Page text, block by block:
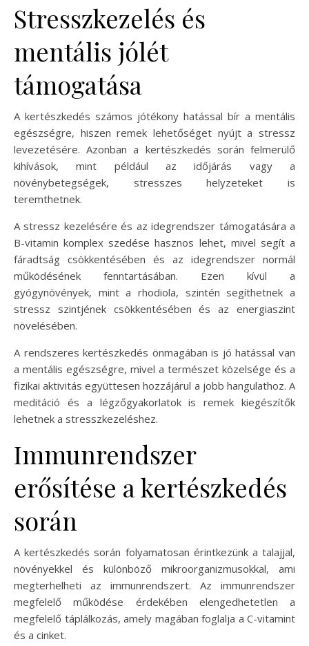
Stresszkezelés és
mentális jólét
támogatása
A kertészkedés számos jótékony hatással bír a mentális
egészségre, hiszen remek lehetőséget nyújt a stressz
levezetésére. Azonban a kertészkedés során felmerülő
kihívások, mint például az időjárás vagy a
növénybetegségek, stresszes helyzeteket is
teremthetnek.
A stressz kezelésére és az idegrendszer támogatására a
B-vitamin komplex szedése hasznos lehet, mivel segít a
fáradtság csökkentésében és az idegrendszer normál
működésének fenntartásában. Ezen kívül a
gyógynövények, mint a rhodiola, szintén segíthetnek a
stressz szintjének csökkentésében és az energiaszint
növelésében.
A rendszeres kertészkedés önmagában is jó hatással van
a mentális egészségre, mivel a természet közelsége és a
fizikai aktivitás együttesen hozzájárul a jobb hangulathoz. A
meditáció és a légzőgyakorlatok is remek kiegészítők
lehetnek a stresszkezeléshez.
Immunrendszer
erősítése a kertészkedés
során
A kertészkedés során folyamatosan érintkezünk a talajjal,
növényekkel és különböző mikroorganizmusokkal, ami
megterhelheti az immunrendszert. Az immunrendszer
megfelelő működése érdekében elengedhetetlen a
megfelelő táplálkozás, amely magában foglalja a C-vitamint
és a cinket.